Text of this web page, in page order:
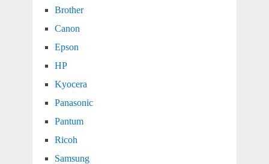
Brother
Canon
Epson
HP
Kyocera
Panasonic
Pantum
Ricoh
Samsung